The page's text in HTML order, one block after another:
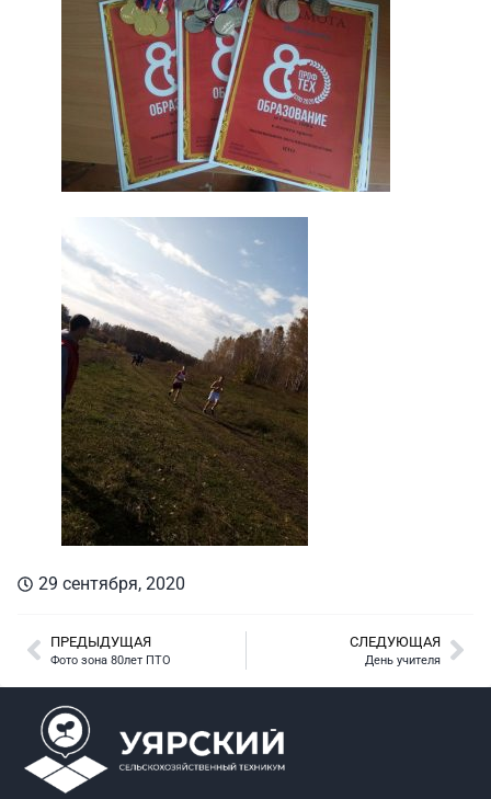
29 сентября, 2020
ПРЕДЫДУЩАЯ
Фото зона 80лет ПТО
СЛЕДУЮЩАЯ
День учителя